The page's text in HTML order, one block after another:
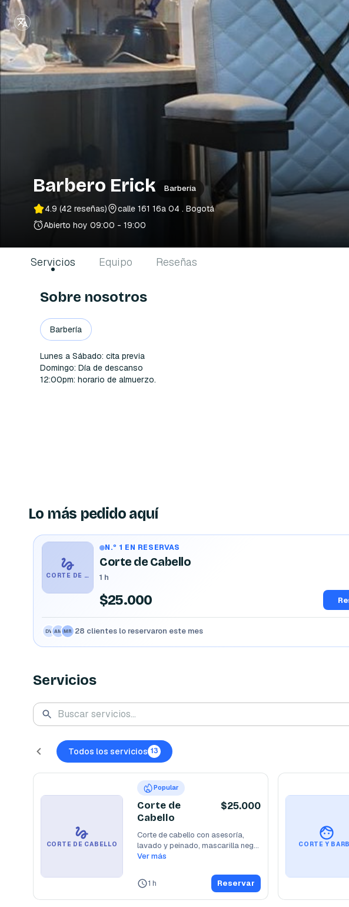
Barbero Erick Barbería
4.9 (42 reseñas) calle 161 16a 04 . Bogotá
Abierto hoy 09:00 - 19:00
Servicios Equipo Reseñas
Sobre nosotros
Barbería
Lunes a Sábado: cita previa
Domingo: Día de descanso
12:00pm: horario de almuerzo.
Lo más pedido aquí
CORTE DE CABELLO
N.º 1 EN RESERVAS
Corte de Cabello
1 h
$25.000
CR JP SG 28 clientes lo reservaron este mes
Servicios
Todos los servicios 13
CORTE DE CABELLO
Popular
Corte de
Cabello
$25.000
Corte de cabello con asesoría,
lavado y peinado, mascarilla negra
de obsequio
Ver más
1 h Reservar
CORTE Y